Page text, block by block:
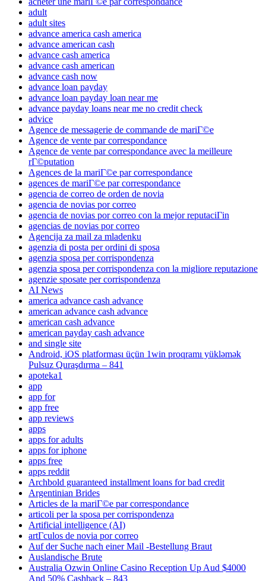
adult
adult sites
advance america cash america
advance american cash
advance cash america
advance cash american
advance cash now
advance loan payday
advance loan payday loan near me
advance payday loans near me no credit check
advice
Agence de messagerie de commande de mariГ©e
Agence de vente par correspondance
Agence de vente par correspondance avec la meilleure
rГ©putation
Agences de la mariГ©e par correspondance
agences de mariГ©e par correspondance
agencia de correo de orden de novia
agencia de novias por correo
agencia de novias por correo con la mejor reputaciГіn
agencias de novias por correo
Agencija za mail za mladenku
agenzia di posta per ordini di sposa
agenzia sposa per corrispondenza
agenzia sposa per corrispondenza con la migliore reputazione
agenzie sposate per corrispondenza
AI News
america advance cash advance
american advance cash advance
american cash advance
american payday cash advance
and single site
Android, iOS platforması üçün 1win proqramı yükləmək
Pulsuz Quraşdırma – 841
apoteka1
app
app for
app free
app reviews
apps
apps for adults
apps for iphone
apps free
apps reddit
Archbold guaranteed installment loans for bad credit
Argentinian Brides
Articles de la mariГ©e par correspondance
articoli per la sposa per corrispondenza
Artificial intelligence (AI)
artГ­culos de novia por correo
Auf der Suche nach einer Mail -Bestellung Braut
Auslandische Brute
Australia Ozwin Online Casino Reception Up Aud $4000
And 50% Cashback – 843